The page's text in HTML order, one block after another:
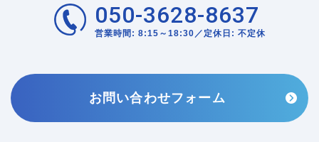
050-3628-8637
営業時間: 8:15～18:30／定休日: 不定休
お問い合わせフォーム